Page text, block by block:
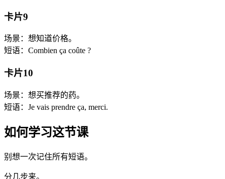
卡片9
场景：想知道价格。
短语：Combien ça coûte ?
卡片10
场景：想买推荐的药。
短语：Je vais prendre ça, merci.
如何学习这节课
别想一次记住所有短语。
分几步来。